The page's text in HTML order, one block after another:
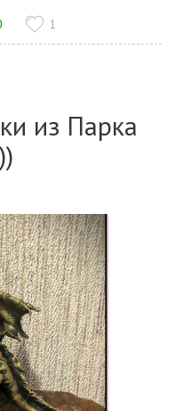
1
из Парка